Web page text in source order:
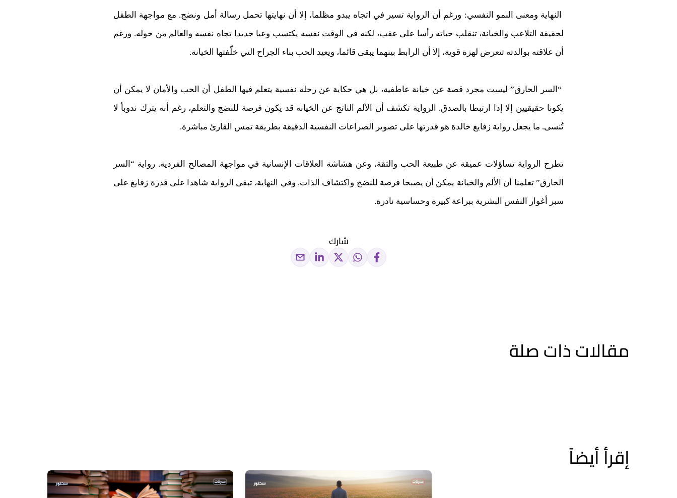
النهاية ومعنى النمو النفسي: ورغم أن الرواية تسير في اتجاه يبدو مظلما، إلا أن نهايتها تحمل رسالة أمل ونضج. مع مواجهة الطفل
لحقيقة التلاعب والخيانة، تنقلب حياته رأسا على عقب، لكنه في الوقت نفسه يكتسب وعيا جديدا تجاه نفسه والعالم من حوله. ورغم
أن علاقته بوالدته تتعرض لهزة قوية، إلا أن الرابط بينهما يبقى قائما، ويعيد الحب بناء الجراح التي خلّفتها الخيانة.
“السر الحارق” ليست مجرد قصة عن خيانة عاطفية، بل هي حكاية عن رحلة نفسية يتعلم فيها الطفل أن الحب والأمان لا يمكن أن
يكونا حقيقيين إلا إذا ارتبطا بالصدق. الرواية تكشف أن الألم الناتج عن الخيانة قد يكون فرصة للنضج والتعلم، رغم أنه يترك ندوباً لا
تُنسى. ما يجعل رواية زفايغ خالدة هو قدرتها على تصوير الصراعات النفسية الدقيقة بطريقة تمس القارئ مباشرة.
تطرح الرواية تساؤلات عميقة عن طبيعة الحب والثقة، وعن هشاشة العلاقات الإنسانية في مواجهة المصالح الفردية. رواية “السر
الحارق” تعلمنا أن الألم والخيانة يمكن أن يصبحا فرصة للنضج واكتشاف الذات. وفي النهاية، تبقى الرواية شاهدا على قدرة زفايغ على
سبر أغوار النفس البشرية ببراعة كبيرة وحساسية نادرة.
شارك
مقالات ذات صلة
إقرأ أيضاً